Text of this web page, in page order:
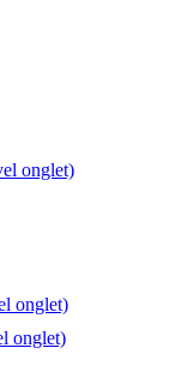
onglet)
onglet)
onglet)